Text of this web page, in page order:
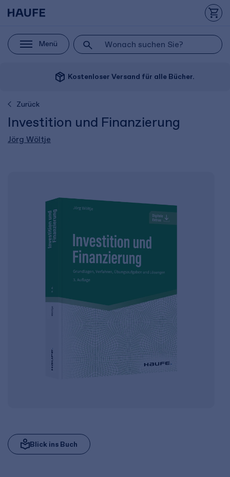
Menü
package_2 Kostenloser Versand für alle Bücher.
Zurück
Investition und Finanzierung
Jörg Wöltje
Blick ins Buch